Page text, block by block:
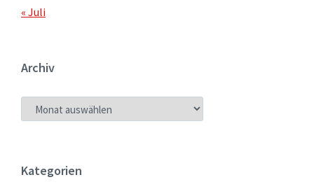
« Juli
Archiv
ARCHIV
Kategorien